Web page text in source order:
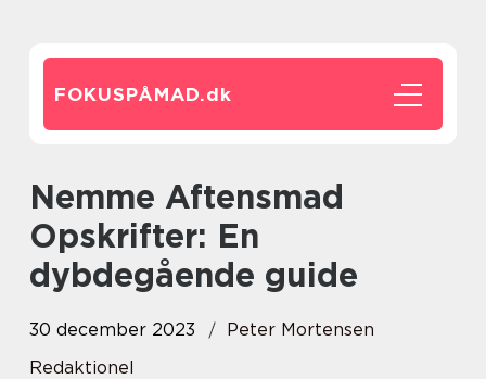
FOKUSPÅMAD.dk
Nemme Aftensmad
Opskrifter: En
dybdegående guide
30 december 2023
Peter Mortensen
Redaktionel